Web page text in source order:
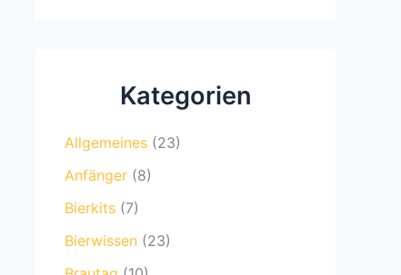
Kategorien
Allgemeines (23)
Anfänger (8)
Bierkits (7)
Bierwissen (23)